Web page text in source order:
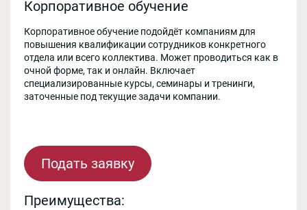
Корпоративное обучение
Корпоративное обучение подойдёт компаниям для
повышения квалификации сотрудников конкретного
отдела или всего коллектива. Может проводиться как в
очной форме, так и онлайн. Включает
специализированные курсы, семинары и тренинги,
заточенные под текущие задачи компании.
Подать заявку
Преимущества: